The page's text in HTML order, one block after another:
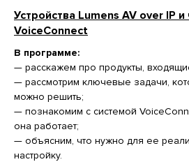
Устройства Lumens AV over IP и
VoiceConnect
В программе:
— расскажем про продукты,
— рассмотрим ключевые задачи,
можно решить;
— познакомим с системой
она работает;
— объясним, что нужно для ее
настройку.